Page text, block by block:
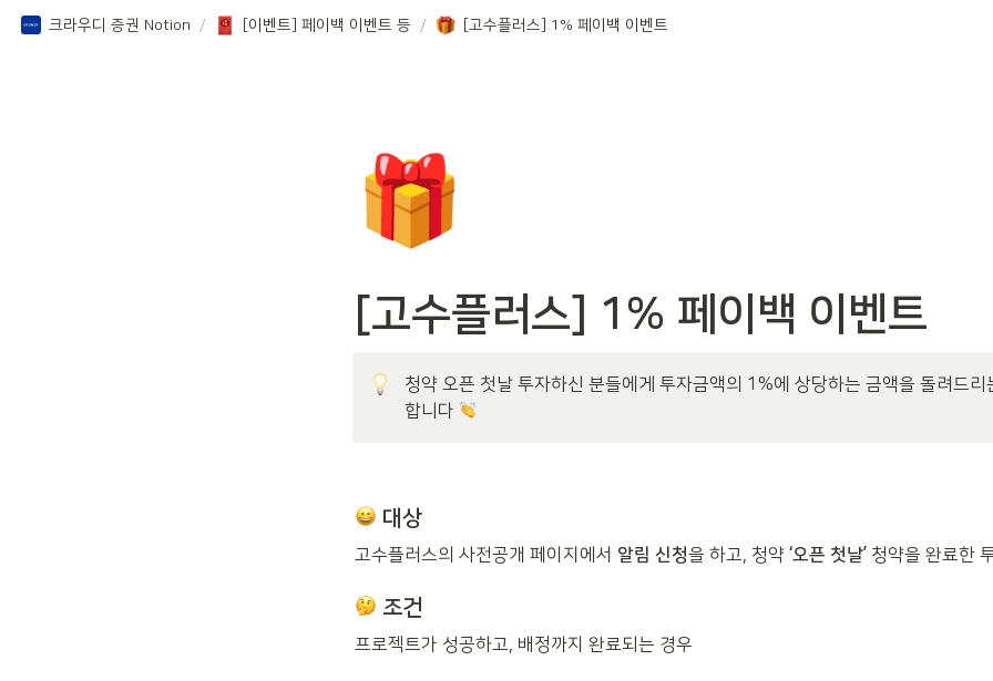
크라우디 증권 Notion / [이벤트] 페이백 이벤트 등 / [고수플러스] 1% 페이백 이벤트
🎁
[고수플러스] 1% 페이백 이벤트
청약 오픈 첫날 투자하신 분들에게 투자금액의 1%에 상당하는 금액을 돌려드리
합니다
대상
고수플러스의 사전공개 페이지에서 알림 신청을 하고, 청약 ‘오픈 첫날’ 청약을 완료한
조건
프로젝트가 성공하고, 배정까지 완료되는 경우